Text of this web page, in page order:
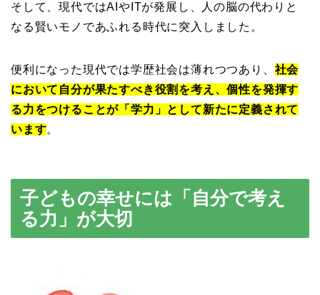
そして、現代ではAIやITが発展し、人の脳の代わりと
なる賢いモノであふれる時代に突入しました。
便利になった現代では学歴社会は薄れつつあり、 社会
において自分が果たすべき役割を考え、個性を発揮す
る力をつけることが「学力」として新たに定義されて
います。
子どもの幸せには「自分で考え
る力」が大切